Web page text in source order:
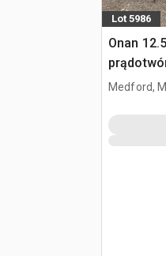
Lot 5986
Onan
Medford,